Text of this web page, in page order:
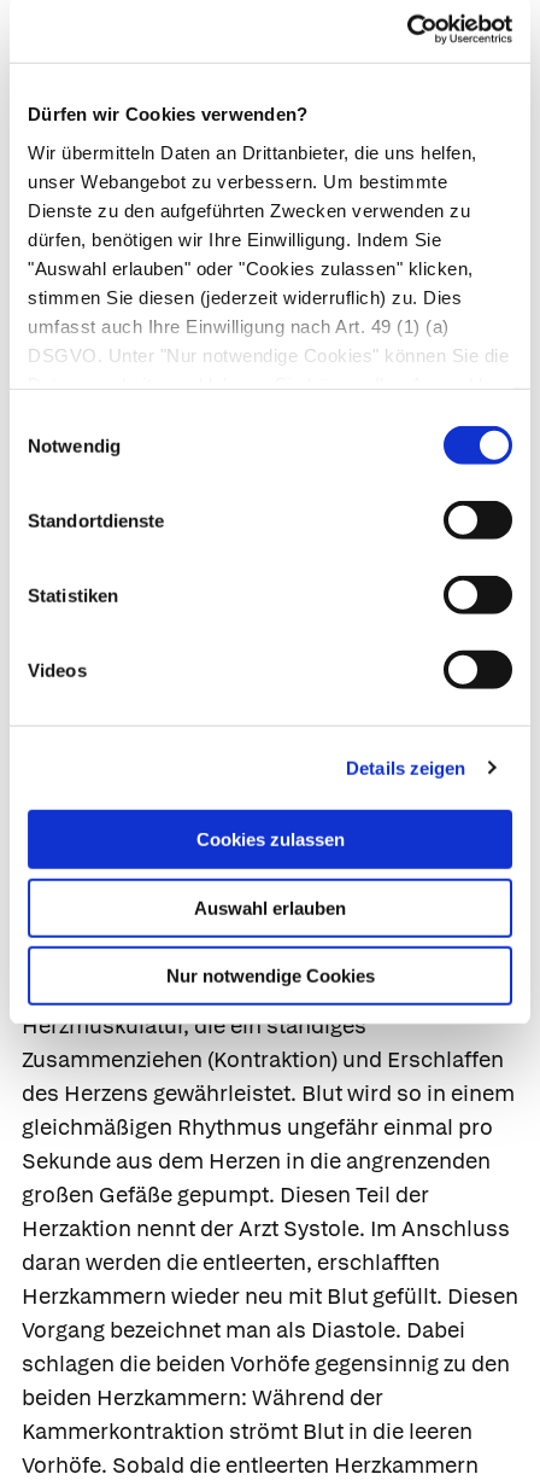
Dürfen wir Cookies verwenden?
Wir übermitteln Daten an Drittanbieter, die uns helfen,
unser Webangebot zu verbessern. Um bestimmte
Dienste zu den aufgeführten Zwecken verwenden zu
dürfen, benötigen wir Ihre Einwilligung. Indem Sie
"Auswahl erlauben" oder "Cookies zulassen" klicken,
stimmen Sie diesen (jederzeit widerruflich) zu. Dies
umfasst auch Ihre Einwilligung nach Art. 49 (1) (a)
DSGVO. Unter "Nur notwendige Cookies" können Sie die
Notwendig
Standortdienste
Statistiken
Videos
Details zeigen
Cookies zulassen
Auswahl erlauben
Nur notwendige Cookies
rechten Herzen über die Lunge zum linken
Die linke Kammer pumpt das
Blut in dieAorta (Hauptschlagader).Von dort
aus verteilt es sich in alle Köperregionen,
versorgt das Gewebe mit Sauerstoff und
Nährstoffen, nimmt Stoffwechselendprodukte
auf und fließt schließlich über die Venen
wieder zum rechten Herzen zurück. Beim
Passieren von Dünndarm, Dickdarm und Leber
nimmt das Blut die verdauten Substanzen aus
wird großer Kreislauf oder
Körperkreislauf
Körperkreislauf (roter Pfeil im linken Bild) und
Lungenkreislauf (blauer Pfeil im rechten Bild)
Georg Thieme Verlag, Stuttgart
Die Herzaktion
Herzschlagist eineautomatische
Herzmuskulatur, die ein ständiges
Zusammenziehen (Kontraktion) und Erschlaffen
des Herzens gewährleistet. Blut wird so in einem
gleichmäßigen Rhythmus ungefähr einmal pro
Sekunde aus dem Herzen in die angrenzenden
großen Gefäße gepumpt. Diesen Teil der
Herzaktion nennt der Arzt Systole. Im Anschluss
daran werden die entleerten, erschlafften
Herzkammern wieder neu mit Blut gefüllt. Diesen
Vorgang bezeichnet man als Diastole. Dabei
schlagen die beiden Vorhöfe gegensinnig zu den
beiden Herzkammern: Während der
Kammerkontraktion strömt Blut in die leeren
Vorhöfe. Sobald die entleerten Herzkammern